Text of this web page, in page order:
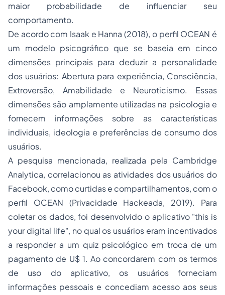
maior probabilidade de influenciar seu
comportamento.
De acordo com Isaak e Hanna (2018), o perfil OCEAN é
um modelo psicográfico que se baseia em cinco
dimensões principais para deduzir a personalidade
dos usuários: Abertura para experiência, Consciência,
Extroversão, Amabilidade e Neuroticismo. Essas
dimensões são amplamente utilizadas na psicologia e
fornecem informações sobre as características
individuais, ideologia e preferências de consumo dos
usuários.
A pesquisa mencionada, realizada pela Cambridge
Analytica, correlacionou as atividades dos usuários do
Facebook, como curtidas e compartilhamentos, com o
perfil OCEAN (Privacidade Hackeada, 2019). Para
coletar os dados, foi desenvolvido o aplicativo "this is
your digital life", no qual os usuários eram incentivados
a responder a um quiz psicológico em troca de um
pagamento de U$ 1. Ao concordarem com os termos
de uso do aplicativo, os usuários forneciam
informações pessoais e concediam acesso aos seus